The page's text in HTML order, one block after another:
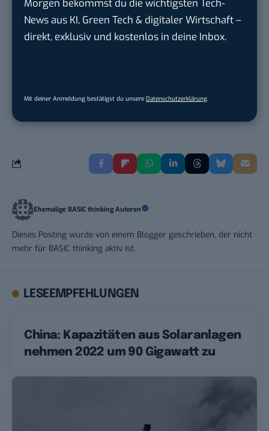
Morgen bekommst du die wichtigsten Tech-
News aus KI, Green Tech & digitaler Wirtschaft –
direkt, exklusiv und kostenlos in deine Inbox.
Mit deiner Anmeldung bestätigst du unsere Datenschutzerklärung
Tropical Island Holding GmbHinKönigs
Wusterhausen
Offenburg
Ehemalige BASIC thinking Autoren
Dieses Posting wurde von einem Blogger geschrieben, der nicht
mehr für BASIC thinking aktiv ist.
LESEEMPFEHLUNGEN
China: Kapazitäten aus Solaranlagen
nehmen 2022 um 90 Gigawatt zu